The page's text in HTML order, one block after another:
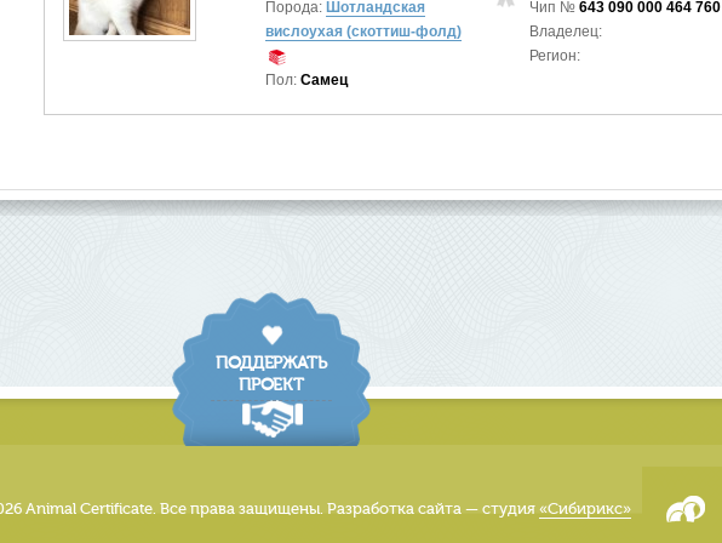
Порода: Шотландская
вислоухая (скоттиш-фолд)
Пол: Самец
Чип № 643 090 000 464 760
Владелец:
Регион:
ПОДДЕРЖАТЬ
ПРОЕКТ
Animal Certificate. Все права защищены. Разработка сайта — студия «Сибирикс»